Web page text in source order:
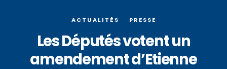
ACTUALITÉS PRESSE
Les Députés votent un
amendement d’Etienne